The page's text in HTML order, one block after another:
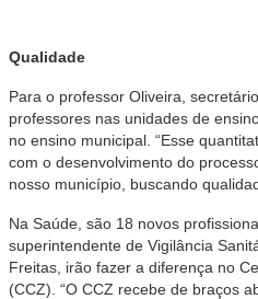
Qualidade
Para o professor Oliveira,
professores nas unidades de
no ensino municipal. “Esse
com o desenvolvimento do
nosso município, buscando
Na Saúde, são 18 novos
superintendente de Vigilância
Freitas, irão fazer a diferença no
(CCZ). “O CCZ recebe de braços